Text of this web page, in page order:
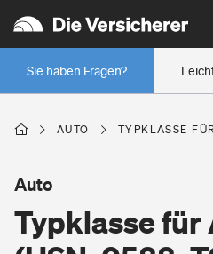
Sie haben Fragen?
Wer versichert was: Jetzt
Regionalklassen: So ist Ihre
Wer versichert was: Jetzt
Berufsunfähigkeitsversicherung
Wohnen
AUTO TYPKLASSE
Typklasse für
Auto